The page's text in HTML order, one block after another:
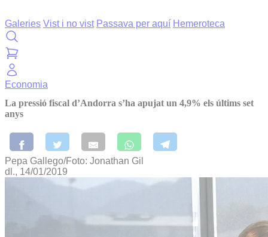
Galeries Vist i no vist Passava per aquí Hemeroteca
Economia
La pressió fiscal d’Andorra s’ha apujat un 4,9% els últims set
anys
Pepa Gallego/Foto: Jonathan Gil
dl., 14/01/2019